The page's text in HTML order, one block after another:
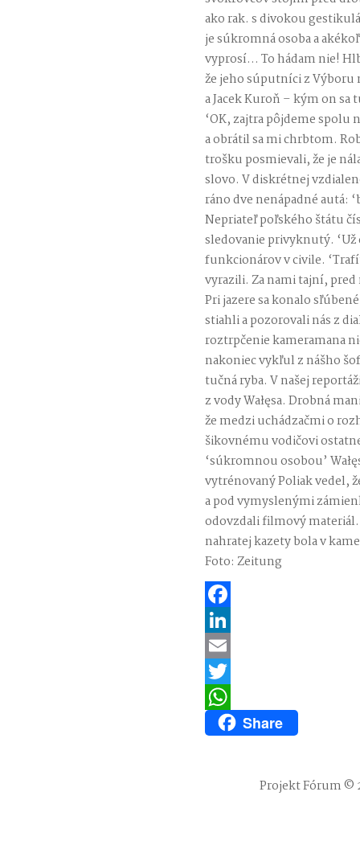
ako rak. s divokou
je súkromná osoba a
vyprosí… To hádam nie!
že jeho súputníci z
a Jacek Kuroň – kým on sa
‘OK, zajtra pôjdeme spolu
a obrátil sa mi chrbtom.
trošku posmievali, že je
slovo. V diskrétnej
ráno dve nenápadné autá:
Nepriateľ poľského štátu
sledovanie privyknutý.
funkcionárov v civile.
vyrazili. Za nami tajní, pred
Pri jazere sa konalo
stiahli a pozorovali nás z
roztrpčenie kameramana
nakoniec vykľul z nášho
tučná ryba. V našej
z vody Wałęsa. Drobná
že medzi uchádzačmi o
šikovnému vodičovi
‘súkromnou osobou’
vytrénovaný Poliak vedel,
a pod vymyslenými
odovzdali filmový materiál.
nahratej kazety bola v
Foto: Zeitung
Facebook
LinkedIn
Email
Twitter
WhatsAppShare
Projekt Fórum ©